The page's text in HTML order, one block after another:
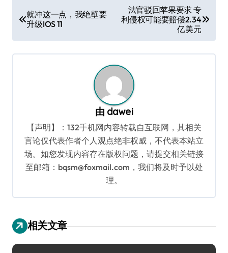
章
导
航
就冲这一点，我绝壁要
升级IOS 11
法官驳回苹果要求 专
利侵权可能要赔偿2.34
亿美元
由 dawei
【声明】：132手机网内容转载自互联网，其相关
言论仅代表作者个人观点绝非权威，不代表本站立
场。如您发现内容存在版权问题，请提交相关链接
至邮箱：bqsm@foxmail.com，我们将及时予以处
理。
相关文章